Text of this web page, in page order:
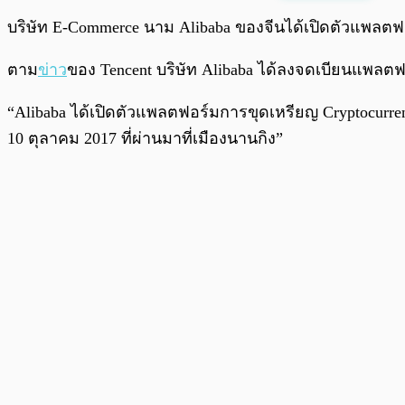
พร้อมเล่น
บริษัท E-Commerce นาม Alibaba ของจีนได้เปิดตัวแพล
ตามข่าวของ Tencent บริษัท Alibaba ได้ลงจดเบียนแพลต
“Alibaba ได้เปิดตัวแพลตฟอร์มการขุดเหรียญ
10 ตุลาคม 2017 ที่ผ่านมาที่เมืองนานกิง”